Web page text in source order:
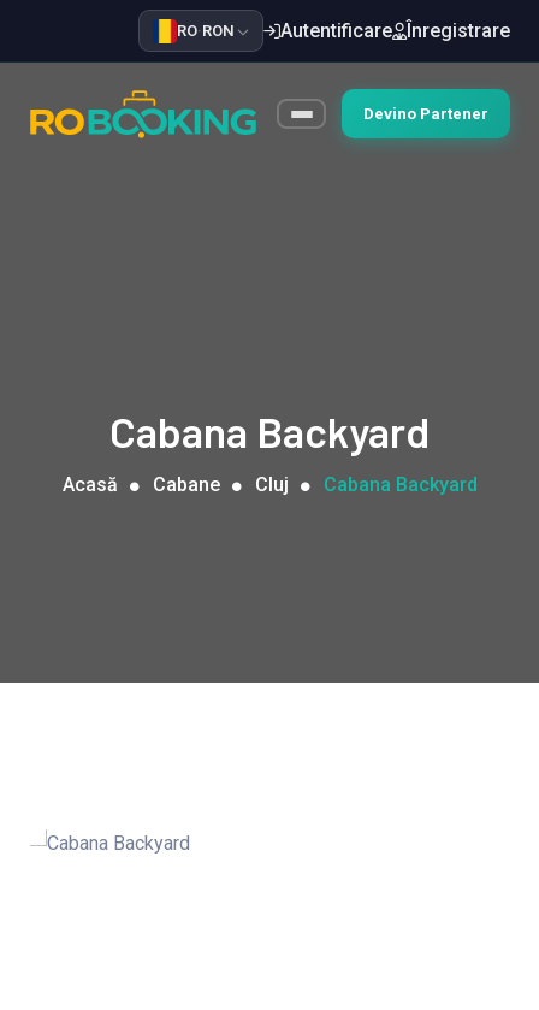
RO·RON Autentificare Înregistrare
Devino Partener
Cabana Backyard
Acasă Cabane Cluj Cabana Backyard